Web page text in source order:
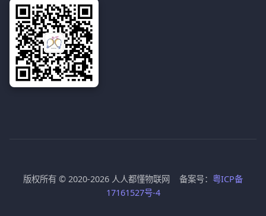
版权所有 © 2020-2026 人人都懂物联网 备案号： 粤ICP备
17161527号-4